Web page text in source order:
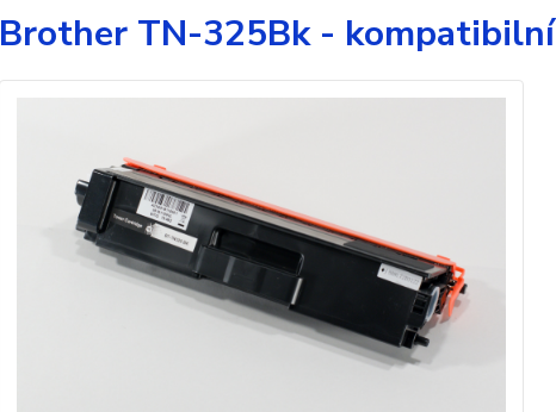
Brother TN-325Bk - kompatibilní